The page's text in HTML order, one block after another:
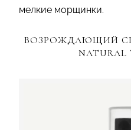
мелкие морщинки.
ВОЗРОЖДАЮЩИЙ
NATURAL